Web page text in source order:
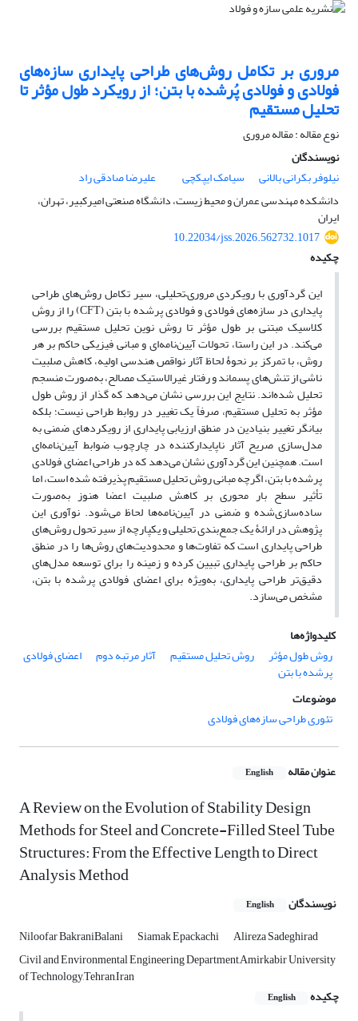
مروری بر تکامل روش‌های طراحی پایداری سازه‌های
فولادی و فولادی پُرشده با بتن؛ از رویکرد طول مؤثر تا
تحلیل مستقیم
نوع مقاله : مقاله مروری
نویسندگان
نیلوفر بکرانی بالانی
سیامک ایپکچی
علیرضا صادقی راد
دانشکده مهندسی عمران و محیط زیست، دانشگاه صنعتی امیرکبیر، تهران،
ایران
10.22034/jss.2026.562732.1017
چکیده
این گردآوری با رویکردی مروری–تحلیلی، سیر تکامل روش‌های طراحی
پایداری در سازه‌های فولادی و فولادی پرشده با بتن (CFT) را از روش
کلاسیک مبتنی بر طول مؤثر تا روش نوین تحلیل مستقیم بررسی
می‌کند. در این راستا، تحولات آیین‌نامه‌ای و مبانی فیزیکی حاکم بر هر
روش، با تمرکز بر نحوۀ لحاظ آثار نواقص هندسی اولیه، کاهش صلبیت
ناشی از تنش‌های پسماند و رفتار غیرالاستیک مصالح، به‌صورت منسجم
تحلیل شده‌اند. نتایج این بررسی نشان می‌دهد که گذار از روش طول
مؤثر به تحلیل مستقیم، صرفاً یک تغییر در روابط طراحی نیست؛ بلکه
بیانگر تغییر بنیادین در منطق ارزیابی پایداری از رویکردهای ضمنی به
مدل‌سازی صریح آثار ناپایدارکننده در چارچوب ضوابط آیین‌نامه‌ای
است. همچنین این گردآوری نشان می‌دهد که در طراحی اعضای فولادی
پرشده با بتن، اگرچه مبانی روش تحلیل مستقیم پذیرفته شده است، اما
تأثیر سطح بار محوری بر کاهش صلبیت اعضا هنوز به‌صورت
ساده‌سازی‌شده و ضمنی در آیین‌نامه‌ها لحاظ می‌شود. نوآوری این
پژوهش در ارائۀ یک جمع‌بندی تحلیلی و یکپارچه از سیر تحول روش‌های
طراحی پایداری است که تفاوت‌ها و محدودیت‌های روش‌ها را در منطق
حاکم بر طراحی پایداری تبیین کرده و زمینه را برای توسعه مدل‌های
دقیق‌تر طراحی پایداری، به‌ویژه برای اعضای فولادی پرشده با بتن،
مشخص می‌سازد.
کلیدواژه‌ها
روش طول مؤثر
روش تحلیل مستقیم آثار مرتبه دوم اعضای فولادی
پرشده با بتن
موضوعات
تئوری طراحی سازه‌های فولادی
عنوان مقاله English
A Review on the Evolution of Stability Design
Methods for Steel and Concrete-Filled Steel Tube
Structures: From the Effective Length to Direct
Analysis Method
نویسندگان English
Niloofar BakraniBalani Siamak Epackachi
Alireza Sadeghirad
Civil and Environmental Engineering Department,Amirkabir University
of Technology,Tehran,Iran
چکیده
English